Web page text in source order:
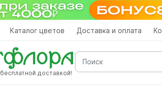
Каталог цветов Доставка и оплата
доставкой!
Поиск